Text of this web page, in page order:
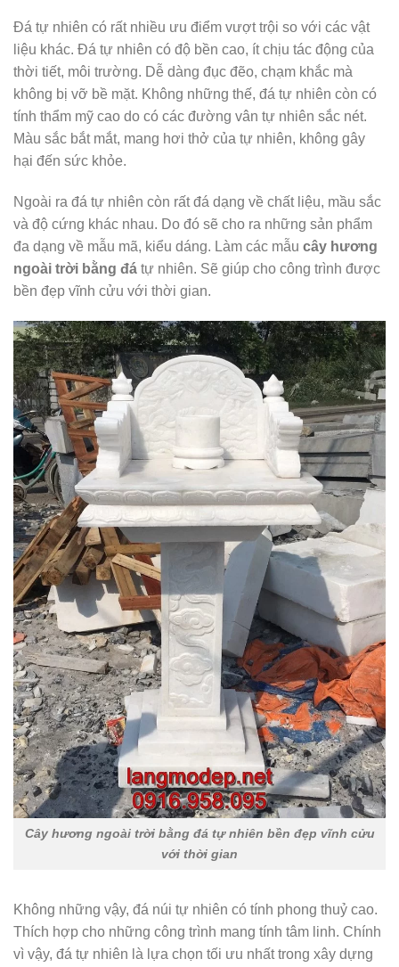
Đá tự nhiên có rất nhiều ưu điểm vượt trội so với các vật
liệu khác. Đá tự nhiên có độ bền cao, ít chịu tác động của
thời tiết, môi trường. Dễ dàng đục đẽo, chạm khắc mà
không bị vỡ bề mặt. Không những thế, đá tự nhiên còn có
tính thẩm mỹ cao do có các đường vân tự nhiên sắc nét.
Màu sắc bắt mắt, mang hơi thở của tự nhiên, không gây
hại đến sức khỏe.
Ngoài ra đá tự nhiên còn rất đá dạng về chất liệu, mầu sắc
và độ cứng khác nhau. Do đó sẽ cho ra những sản phẩm
đa dạng về mẫu mã, kiểu dáng. Làm các mẫu cây hương
ngoài trời bằng đá tự nhiên. Sẽ giúp cho công trình được
bền đẹp vĩnh cửu với thời gian.
Cây hương ngoài trời bằng đá tự nhiên bền đẹp vĩnh cửu
với thời gian
Không những vậy, đá núi tự nhiên có tính phong thuỷ cao.
Thích hợp cho những công trình mang tính tâm linh. Chính
vì vậy, đá tự nhiên là lựa chọn tối ưu nhất trong xây dựng